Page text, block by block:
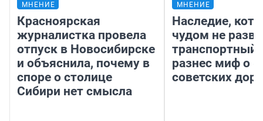
МНЕНИЕ
Красноярская
журналистка провела
отпуск в Новосибирске
и объяснила, почему в
споре о столице
Сибири нет смысла
МНЕНИЕ
Наследие,
чудом не
транспортный
разнес миф о
советских